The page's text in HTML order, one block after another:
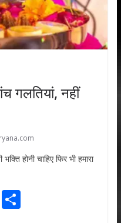
गलतियां, नहीं
होनी चाहिए फिर भी हमारा
S